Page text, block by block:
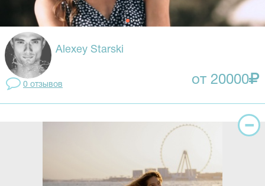
Alexey Starski
0 отзывов от 20000